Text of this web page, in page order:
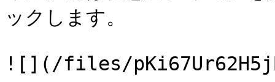
ックします。
![](/files/